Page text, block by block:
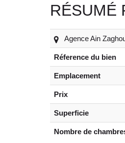
RÉSUMÉ
Agence Ain
Réference du bien
Emplacement
Prix
Superficie
Nombre de